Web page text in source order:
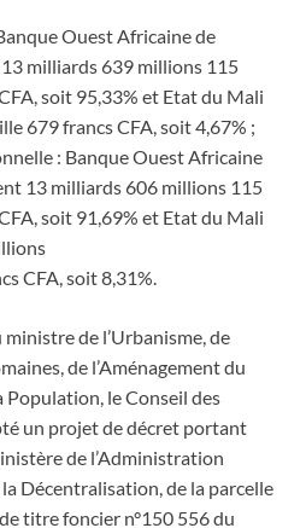
Ouest Africaine de
milliards 639 millions 115
soit 95,33% et Etat du Mali
679 francs CFA, soit 4,67% ;
: Banque Ouest Africaine
13 milliards 606 millions 115
soit 91,69% et Etat du Mali
CFA, soit 8,31%.
de l’Urbanisme, de
de l’Aménagement du
Population, le Conseil des
un projet de décret portant
de l’Administration
Décentralisation, de la parcelle
titre foncier n°150 556 du